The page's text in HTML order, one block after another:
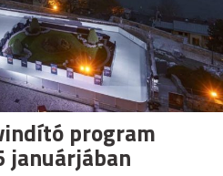
program
januárjában